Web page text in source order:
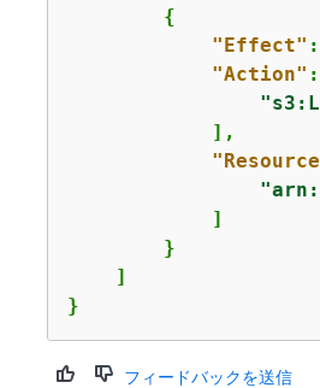
{
"Effect" :
"Action"
            ],
            ]
        }
    ]
}
フィードバックを送信